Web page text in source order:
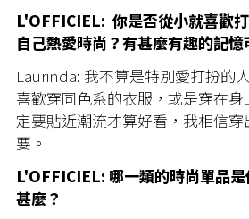
L'OFFICIEL: 你是否從小就喜歡
自己熱愛時尚？有甚麼有趣的記憶
Laurinda: 我不算是特別愛打扮的
喜歡穿同色系的衣服，或是穿在
定要貼近潮流才算好看，我相信
要。
L'OFFICIEL: 哪一類的時尚單品
甚麼？